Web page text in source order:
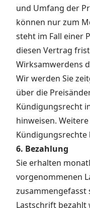
und Umfang der
können nur zum
steht im Fall einer
diesen Vertrag
Wirksamwerdens
Wir werden Sie
über die
Kündigungsrecht
hinweisen.
6. Bezahlung
Sie erhalten
vorgenommenen
zusammengefasst
Lastschrift bezahlt